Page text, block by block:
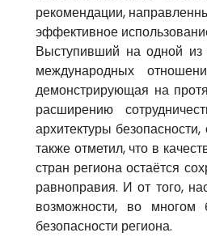
рекомендации,
эффективное
Выступивший на одной из
международных
демонстрирующая на
расширению
архитектуры
также отметил, что в
стран региона остаётся
равноправия. И от того,
возможности, во многом
безопасности региона.